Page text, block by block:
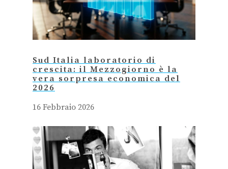
Sud Italia laboratorio di
crescita: il Mezzogiorno è la
vera sorpresa economica del
2026
16 Febbraio 2026